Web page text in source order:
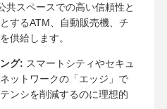
共スペースでの高い信頼性と
するATM、自動販売機、チ
供給します。
グ: スマートシティやセキュ
ットワークの「エッジ」で
ンシを削減するのに理想的